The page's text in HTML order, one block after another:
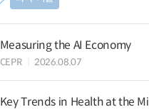
Measuring the AI Economy
CEPR 2026.08.07
Key Trends in Health at the